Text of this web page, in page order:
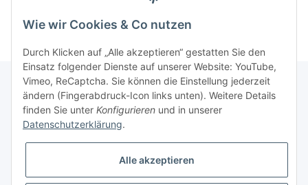
Informationen
Wie wir Cookies & Co nutzen
Durch Klicken auf „Alle akzeptieren“ gestatten Sie den
Einsatz folgender Dienste auf unserer Website: YouTube,
Vimeo, ReCaptcha. Sie können die Einstellung jederzeit
ändern (Fingerabdruck-Icon links unten). Weitere Details
finden Sie unter Konfigurieren und in unserer
Datenschutzerklärung.
Alle akzeptieren